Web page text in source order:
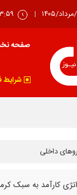
صفحه
داخلی
کارآمد به سبک